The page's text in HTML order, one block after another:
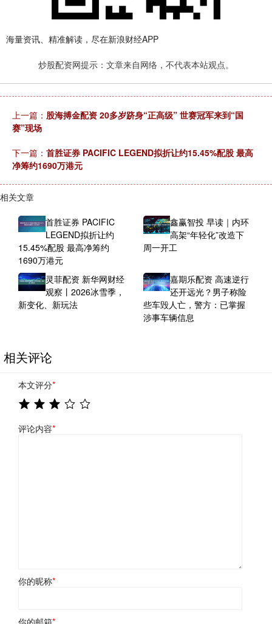
海量资讯、精准解读，尽在新浪财经APP
炒股配资网提示：文章来自网络，不代表本站观点。
上一篇： 股海搏金配资 20多岁跻身“正高级” 世赛冠军来到“国
赛”现场
下一篇： 首胜证券 PACIFIC LEGEND拟折让约15.45%配股 最高
净筹约1690万港元
相关文章
首胜证券 PACIFIC
LEGEND拟折让约
15.45%配股 最高净筹约
1690万港元
鑫赢智投 早读｜内环
高架“年轻化”改造下
周一开工
灵菲配资 新华网财经
观察丨2026冰雪季，
新变化、新玩法
嘉期乐配资 高速逆行
还开远光？男子称险
些车毁人亡，警方：已掌握
涉事车辆信息
相关评论
本文评分*
评论内容*
你的昵称*